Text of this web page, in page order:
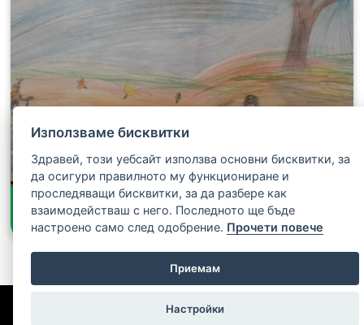
Валентина Василева
Октомври
Политика за поверителност
Използваме бисквитки
Здравей, този уебсайт използва основни бисквитки, за
да осигури правилното му функциониране и
проследяващи бисквитки, за да разбере как
взаимодействаш с него. Последното ще бъде
настроено само след одобрение. Прочети повече
Приемам
Настройки